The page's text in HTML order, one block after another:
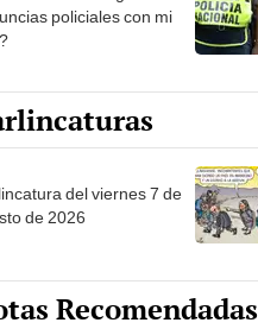
policiales con mi
del viernes 7 de
de 2026
Recomendadas